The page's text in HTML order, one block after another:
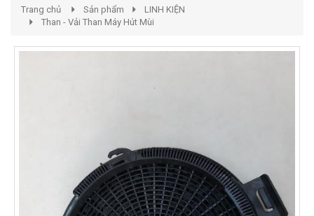
Trang chủ Sản phẩm
LINH KIỆN
Than - Vải Than Máy Hút Mùi